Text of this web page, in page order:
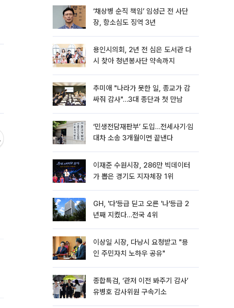
‘채상병 순직 책임’ 임성근 전 사단
장, 항소심도 징역 3년
용인시의회, 2년 전 심은 도서관 다
시 찾아 청년봉사단 약속까지
추미애 "나라가 못한 일, 종교가 감
싸줘 감사"…3대 종단과 첫 만남
‘민생전담재판부’ 도입…전세사기·임
대차 소송 3개월이면 끝낸다
이재준 수원시장, 286만 빅데이터
가 뽑은 경기도 지자체장 1위
GH, '다'등급 딛고 오른 '나'등급 2
년째 지켰다…전국 4위
이상일 시장, 다낭시 요청받고 "용
인 주민자치 노하우 공유"
종합특검, ‘관저 이전 봐주기 감사’
유병호 감사위원 구속기소